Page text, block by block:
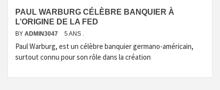
PAUL WARBURG CÉLÈBRE BANQUIER À
L’ORIGINE DE LA FED
BY ADMIN3047 5 ANS .
Paul Warburg, est un célèbre banquier germano-américain,
surtout connu pour son rôle dans la création